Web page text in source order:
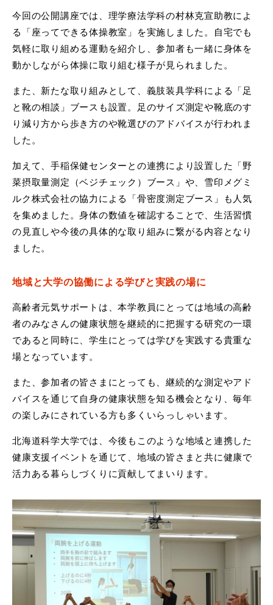
今回の公開講座では、理学療法学科の村林克宣助教によ
る「座ってできる体操教室」を実施しました。自宅でも
気軽に取り組める運動を紹介し、参加者も一緒に身体を
動かしながら体操に取り組む様子が見られました。
また、新たな取り組みとして、義肢装具学科による「足
と靴の相談」ブースも設置。足のサイズ測定や靴底のす
り減り方から歩き方のや靴選びのアドバイスが行われま
した。
加えて、手稲保健センターとの連携により設置した「野
菜摂取量測定（ベジチェック）ブース」や、雪印メグミ
ルク株式会社の協力による「骨密度測定ブース」も人気
を集めました。身体の数値を確認することで、生活習慣
の見直しや今後の具体的な取り組みに繋がる内容となり
ました。
地域と大学の協働による学びと実践の場に
高齢者元気サポートは、本学教員にとっては地域の高齢
者のみなさんの健康状態を継続的に把握する研究の一環
であると同時に、学生にとっては学びを実践する貴重な
場となっています。
また、参加者の皆さまにとっても、継続的な測定やアド
バイスを通じて自身の健康状態を知る機会となり、毎年
の楽しみにされている方も多くいらっしゃいます。
北海道科学大学では、今後もこのような地域と連携した
健康支援イベントを通じて、地域の皆さまと共に健康で
活力ある暮らしづくりに貢献してまいります。